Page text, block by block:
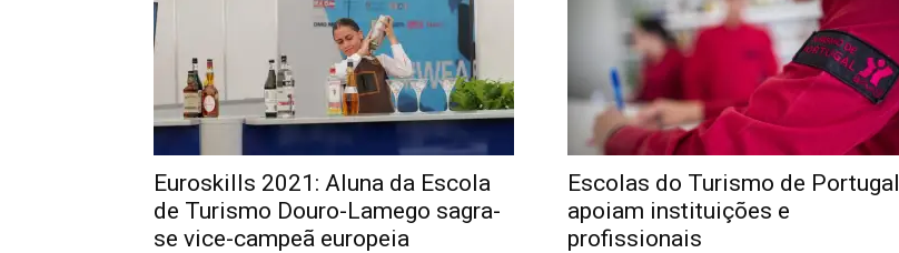
Euroskills 2021: Aluna da Escola
de Turismo Douro-Lamego sagra-
se vice-campeã europeia
Escolas do Turismo de Portugal
apoiam instituições e
profissionais